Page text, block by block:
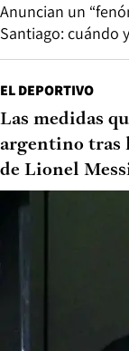
Anuncian un
Santiago: cuándo
EL DEPORTIVO
Las medidas
argentino tras
de Lionel